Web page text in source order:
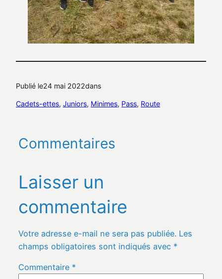
Publié le24 mai 2022dans
Cadets-ettes, Juniors, Minimes, Pass, Route
Commentaires
Laisser un
commentaire
Votre adresse e-mail ne sera pas publiée. Les
champs obligatoires sont indiqués avec *
Commentaire *